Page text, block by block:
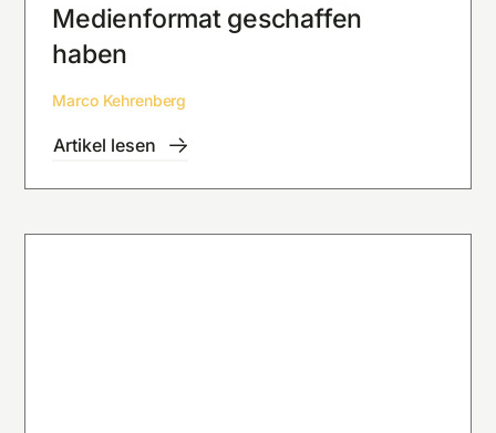
Medienformat geschaffen
haben
Marco Kehrenberg
Artikel lesen